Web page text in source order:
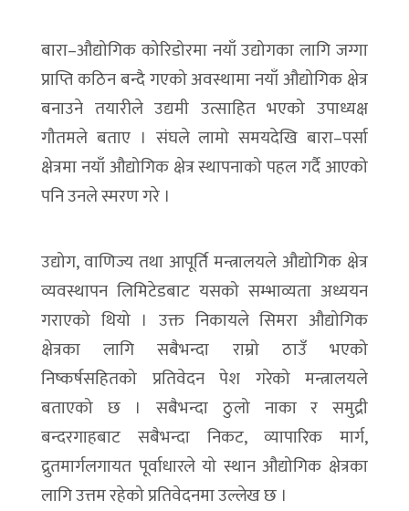
बारा–औद्योगिक कोरिडोरमा नयाँ उद्योगका लागि जग्गा
प्राप्ति कठिन बन्दै गएको अवस्थामा नयाँ औद्योगिक क्षेत्र
बनाउने तयारीले उद्यमी उत्साहित भएको उपाध्यक्ष
गौतमले बताए । संघले लामो समयदेखि बारा–पर्सा
क्षेत्रमा नयाँ औद्योगिक क्षेत्र स्थापनाको पहल गर्दै आएको
पनि उनले स्मरण गरे ।
उद्योग, वाणिज्य तथा आपूर्ति मन्त्रालयले औद्योगिक क्षेत्र
व्यवस्थापन लिमिटेडबाट यसको सम्भाव्यता अध्ययन
गराएको थियो । उक्त निकायले सिमरा औद्योगिक
क्षेत्रका लागि सबैभन्दा राम्रो ठाउँ भएको
निष्कर्षसहितको प्रतिवेदन पेश गरेको मन्त्रालयले
बताएको छ । सबैभन्दा ठुलो नाका र समुद्री
बन्दरगाहबाट सबैभन्दा निकट, व्यापारिक मार्ग,
द्रुतमार्गलगायत पूर्वाधारले यो स्थान औद्योगिक क्षेत्रका
लागि उत्तम रहेको प्रतिवेदनमा उल्लेख छ ।